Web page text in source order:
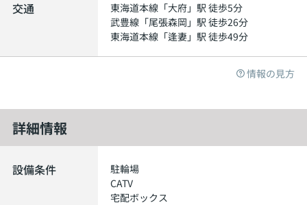
交通 東海道本線 「大府」駅 徒歩5分
武豊線 「尾張森岡 」駅 徒歩26分
東海道本線 「逢妻」駅 徒歩49分
情報の見方
詳細情報
設備条件
駐輪場
CATV
宅配ボックス